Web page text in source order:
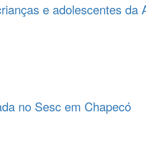
e adolescentes da
no Sesc em Chapecó